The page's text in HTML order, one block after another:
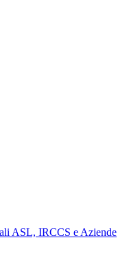
ASL, IRCCS e Aziende